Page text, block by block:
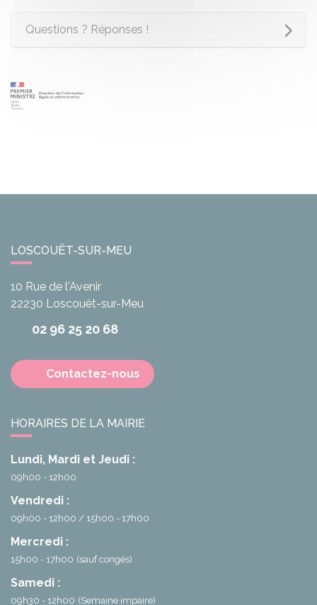
Questions ? Réponses !
LOSCOUËT-SUR-MEU
10 Rue de l'Avenir
22230 Loscouët-sur-Meu
02 96 25 20 68
Contactez-nous
HORAIRES DE LA MAIRIE
Lundi, Mardi et Jeudi :
09h00 - 12h00
Vendredi :
09h00 - 12h00 15h00 - 17h00
Mercredi :
15h00 - 17h00 (sauf congés)
Samedi :
09h30 - 12h00 (Semaine impaire)